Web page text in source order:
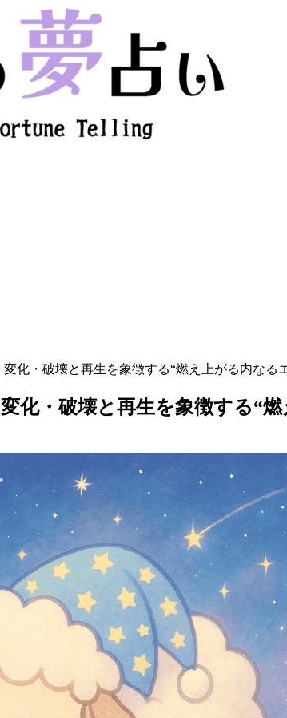
化・破壊と再生を象徴する“燃え上がる内なる
化・破壊と再生を象徴する“